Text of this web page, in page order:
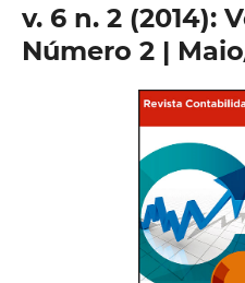
v. 6 n. 2 (2014):
Número 2 |